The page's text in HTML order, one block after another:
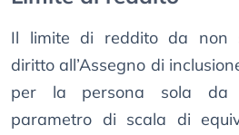
Il limite di reddito da non
diritto all’Assegno di
per la persona sola da
parametro di scala di